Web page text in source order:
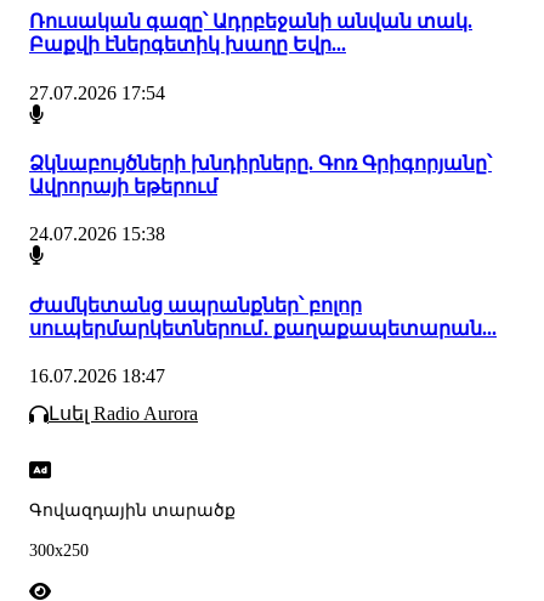
Ռուսական գազը՝ Ադրբեջանի անվան տակ.
Բաքվի էներգետիկ խաղը Եվր...
27.07.2026 17:54
Ձկնաբույծների խնդիրները. Գոռ Գրիգորյանը՝
Ավրորայի եթերում
24.07.2026 15:38
Ժամկետանց ապրանքներ՝ բոլոր
սուպերմարկետներում․ քաղաքապետարան...
16.07.2026 18:47
Լսել Radio Aurora
Գովազդային տարածք
300x250